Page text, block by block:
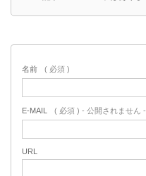
名前 ( 必須 )
E-MAIL ( 必須 ) - 公開されません -
URL